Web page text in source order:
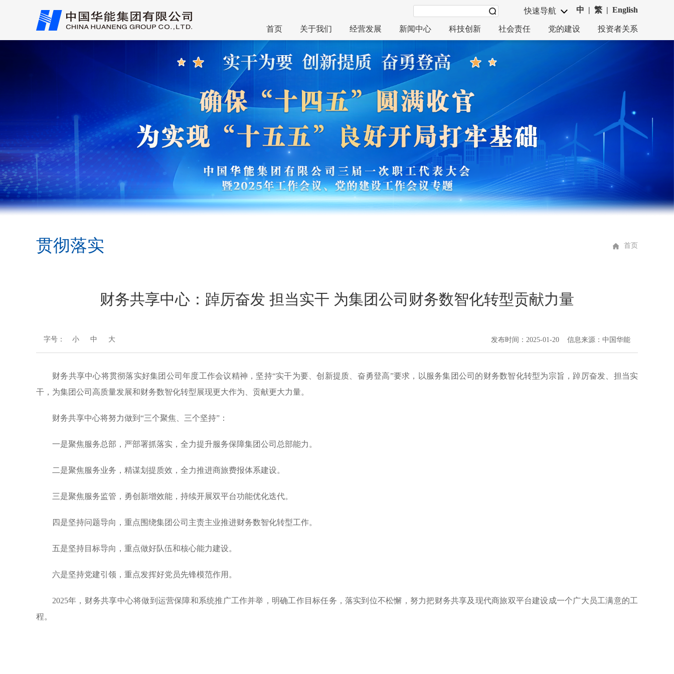
快速导航 中 | 繁 | English
首页 关于我们 经营发展 新闻中心 科技创新 社会责任 党的建设 投资者关系
贯彻落实 首页
财务共享中心：踔厉奋发 担当实干 为集团公司财务数智化转型贡献力量
字号： 小 中 大 发布时间：2025-01-20 信息来源：中国华能
财务共享中心将贯彻落实好集团公司年度工作会议精神，坚持“实干为要、创新提质、奋勇登高”要求，以服务集团公司的财务数智化转型为宗旨，踔厉奋发、担当实
干，为集团公司高质量发展和财务数智化转型展现更大作为、贡献更大力量。
财务共享中心将努力做到“三个聚焦、三个坚持”：
一是聚焦服务总部，严部署抓落实，全力提升服务保障集团公司总部能力。
二是聚焦服务业务，精谋划提质效，全力推进商旅费报体系建设。
三是聚焦服务监管，勇创新增效能，持续开展双平台功能优化迭代。
四是坚持问题导向，重点围绕集团公司主责主业推进财务数智化转型工作。
五是坚持目标导向，重点做好队伍和核心能力建设。
六是坚持党建引领，重点发挥好党员先锋模范作用。
2025年，财务共享中心将做到运营保障和系统推广工作并举，明确工作目标任务，落实到位不松懈，努力把财务共享及现代商旅双平台建设成一个广大员工满意的工
程。